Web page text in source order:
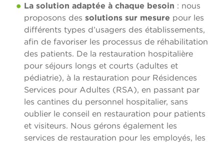
La solution adaptée à chaque besoin : nous
proposons des solutions sur mesure pour les
différents types d’usagers des établissements,
afin de favoriser les processus de réhabilitation
des patients. De la restauration hospitalière
pour séjours longs et courts (adultes et
pédiatrie), à la restauration pour Résidences
Services pour Adultes (RSA), en passant par
les cantines du personnel hospitalier, sans
oublier le conseil en restauration pour patients
et visiteurs. Nous gérons également les
services de restauration pour les employés, les